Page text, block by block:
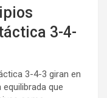
3-4-
3-4-3 giran en
que